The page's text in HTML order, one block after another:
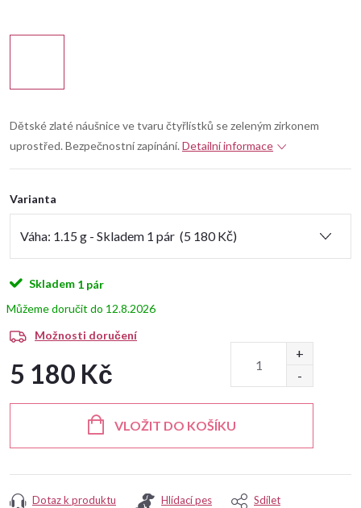
Dětské zlaté náušnice ve tvaru čtyřlístků se zeleným zirkonem
uprostřed. Bezpečnostní zapínání. Detailní informace
Varianta
Skladem 1 pár
12.8.2026
Možnosti doručení
5 180 Kč
VLOŽIT DO KOŠÍKU
Dotaz k produktu Hlídací pes Sdílet